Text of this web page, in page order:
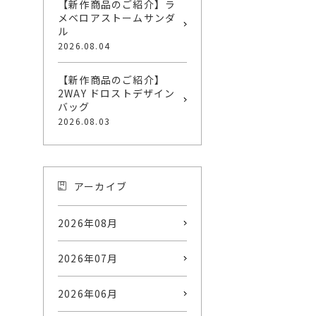
【新作商品のご紹介】ラ
メベロアストームサンダ
ル
2026.08.04
【新作商品のご紹介】
2WAY ドロストデザイン
バッグ
2026.08.03
アーカイブ
2026年08月
2026年07月
2026年06月